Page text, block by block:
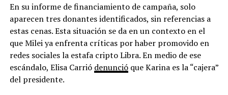
En su informe de financiamiento de campaña, solo
aparecen tres donantes identificados, sin referencias a
estas cenas. Esta situación se da en un contexto en el
que Milei ya enfrenta críticas por haber promovido en
redes sociales la estafa cripto Libra. En medio de ese
escándalo, Elisa Carrió denuncióque Karina es la “cajera”
del presidente.